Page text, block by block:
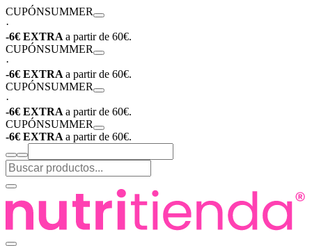
CUPÓNSUMMER
·
-6€ EXTRA a partir de 60€.
CUPÓNSUMMER
·
-6€ EXTRA a partir de 60€.
CUPÓNSUMMER
·
-6€ EXTRA a partir de 60€.
CUPÓNSUMMER
-6€ EXTRA a partir de 60€.